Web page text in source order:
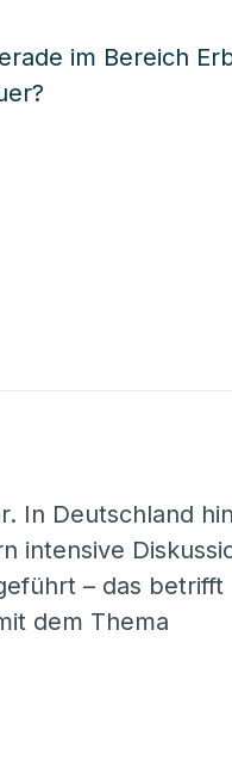
In Deutschland
intensive
– das betrifft
dem Thema